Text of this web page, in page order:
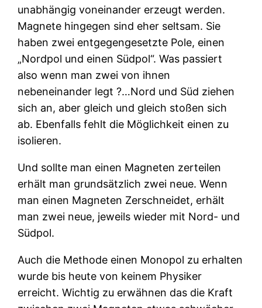
unabhängig voneinander erzeugt werden.
Magnete hingegen sind eher seltsam. Sie
haben zwei entgegengesetzte Pole, einen
„Nordpol und einen Südpol“. Was passiert
also wenn man zwei von ihnen
nebeneinander legt ?…Nord und Süd ziehen
sich an, aber gleich und gleich stoßen sich
ab. Ebenfalls fehlt die Möglichkeit einen zu
isolieren.
Und sollte man einen Magneten zerteilen
erhält man grundsätzlich zwei neue. Wenn
man einen Magneten Zerschneidet, erhält
man zwei neue, jeweils wieder mit Nord- und
Südpol.
Auch die Methode einen Monopol zu erhalten
wurde bis heute von keinem Physiker
erreicht. Wichtig zu erwähnen das die Kraft